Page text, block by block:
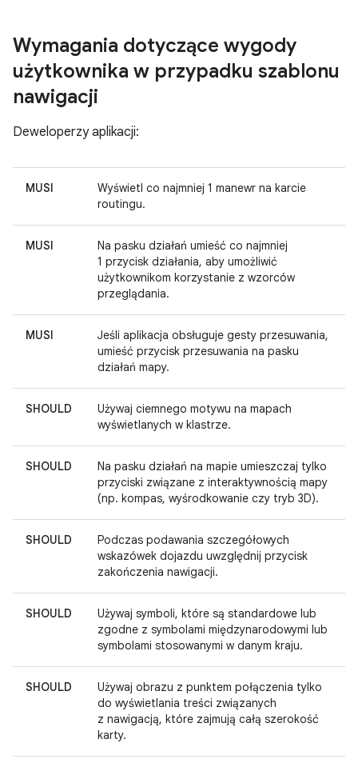
Wymagania dotyczące wygody
użytkownika w przypadku szablonu
nawigacji
Deweloperzy aplikacji:
MUSI
Wyświetl co najmniej 1 manewr na karcie
routingu.
MUSI
Na pasku działań umieść co najmniej
1 przycisk działania, aby umożliwić
użytkownikom korzystanie z wzorców
przeglądania.
MUSI
Jeśli aplikacja obsługuje gesty przesuwania,
umieść przycisk przesuwania na pasku
działań mapy.
SHOULD
Używaj ciemnego motywu na mapach
wyświetlanych w klastrze.
SHOULD
Na pasku działań na mapie umieszczaj tylko
przyciski związane z interaktywnością mapy
(np. kompas, wyśrodkowanie czy tryb 3D).
SHOULD
Podczas podawania szczegółowych
wskazówek dojazdu uwzględnij przycisk
zakończenia nawigacji.
SHOULD
Używaj symboli, które są standardowe lub
zgodne z symbolami międzynarodowymi lub
symbolami stosowanymi w danym kraju.
SHOULD
Używaj obrazu z punktem połączenia tylko
do wyświetlania treści związanych
z nawigacją, które zajmują całą szerokość
karty.